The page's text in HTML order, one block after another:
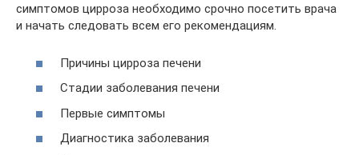
симптомов цирроза необходимо срочно посетить врача
и начать следовать всем его рекомендациям.
Причины цирроза печени
Стадии заболевания печени
Первые симптомы
Диагностика заболевания